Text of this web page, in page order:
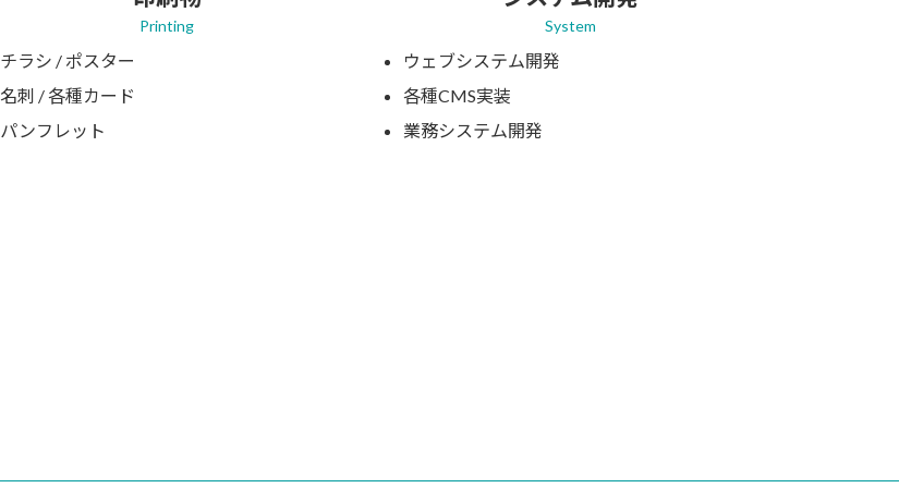
Printing
チラシ / ポスター
名刺 / 各種カード
パンフレット
System
ウェブシステム開発
各種CMS実装
業務システム開発